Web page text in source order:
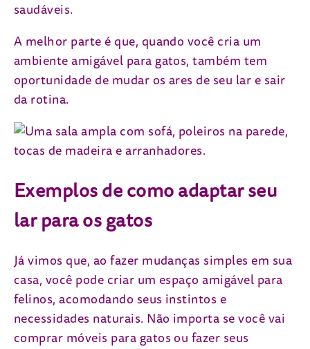
saudáveis.
A melhor parte é que, quando você cria um
ambiente amigável para gatos, também tem
oportunidade de mudar os ares de seu lar e sair
da rotina.
Exemplos de como adaptar seu
lar para os gatos
Já vimos que, ao fazer mudanças simples em sua
casa, você pode criar um espaço amigável para
felinos, acomodando seus instintos e
necessidades naturais. Não importa se você vai
comprar móveis para gatos ou fazer seus